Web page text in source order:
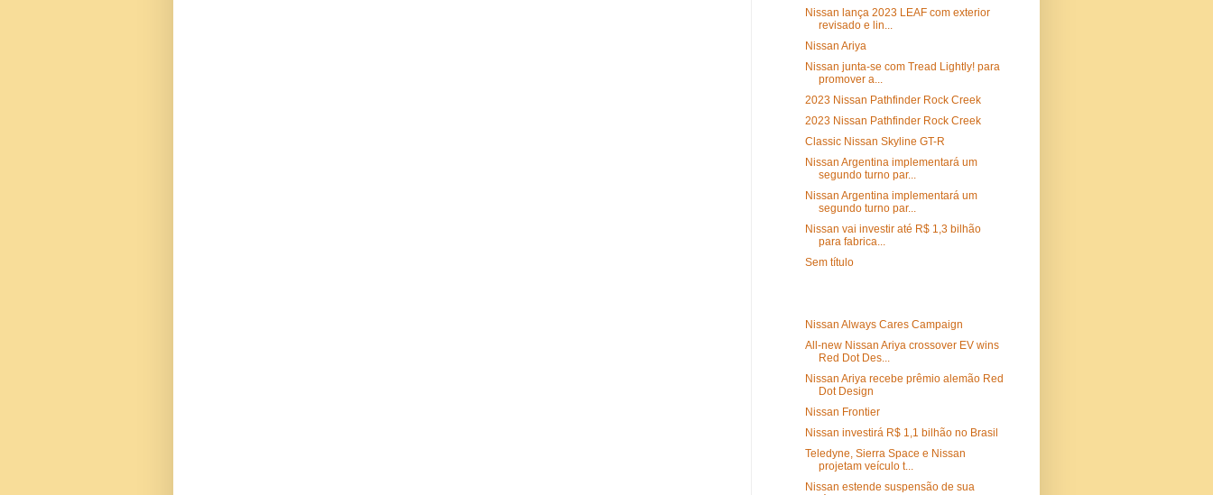
Nissan lança 2023 LEAF com exterior
revisado e lin...
Nissan Ariya
Nissan junta-se com Tread Lightly! para
promover a...
2023 Nissan Pathfinder Rock Creek
2023 Nissan Pathfinder Rock Creek
Classic Nissan Skyline GT-R
Nissan Argentina implementará um
segundo turno par...
Nissan Argentina implementará um
segundo turno par...
Nissan vai investir até R$ 1,3 bilhão
para fabrica...
Sem título
Nissan Always Cares Campaign
All-new Nissan Ariya crossover EV wins
Red Dot Des...
Nissan Ariya recebe prêmio alemão Red
Dot Design
Nissan Frontier
Nissan investirá R$ 1,1 bilhão no Brasil
Teledyne, Sierra Space e Nissan
projetam veículo t...
Nissan estende suspensão de sua